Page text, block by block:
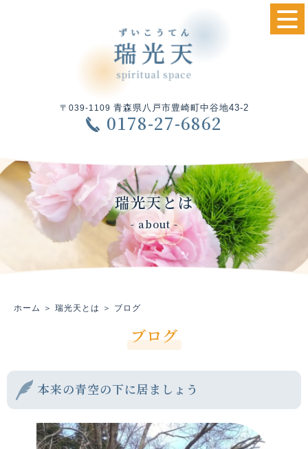
〒039-1109 青森県八戸市豊崎町中谷地43-2
0178-27-6862
瑞光天とは
- about -
ホーム ＞ 瑞光天とは ＞ ブログ
ブログ
本来の青空の下に居ましょう